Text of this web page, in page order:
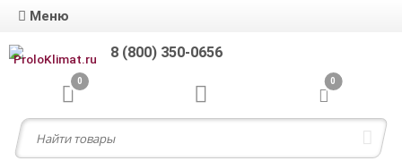
Меню
8 (800) 350-0656
0 0